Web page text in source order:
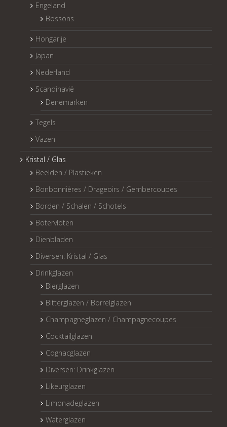
Engeland
Bossons
Hongarije
Japan
Nederland
Scandinavië
Denemarken
Tegels
Vazen
Kristal / Glas
Beelden / Plastieken
Bonbonnières / Drageoirs / Gembercoupes
Borden / Schalen / Schotels
Botervloten
Dienbladen
Diversen: Kristal / Glas
Drinkglazen
Bierglazen
Bitterglazen / Borrelglazen
Champagneglazen / Champagnecoupes
Cocktailglazen
Cognacglazen
Diversen: Drinkglazen
Likeurglazen
Limonadeglazen
Waterglazen